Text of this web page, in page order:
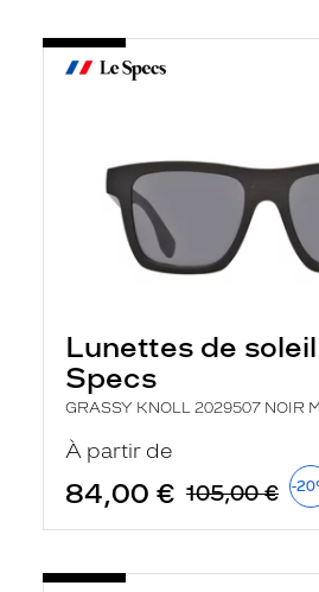
Lunettes de
Specs
GRASSY KNOLL 2029507 NOIR
À partir de
84,00 € 105,00 € -